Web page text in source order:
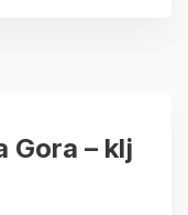
Gora – klj